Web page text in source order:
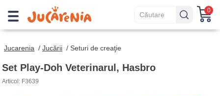
0
Jucarenia / Jucării / Seturi de creaţie
Set Play-Doh Veterinarul, Hasbro
Articol: F3639